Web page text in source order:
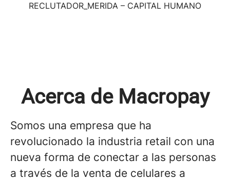
RECLUTADOR_MERIDA – CAPITAL HUMANO
Acerca de Macropay
Somos una empresa que ha
revolucionado la industria retail con una
nueva forma de conectar a las personas
a través de la venta de celulares a